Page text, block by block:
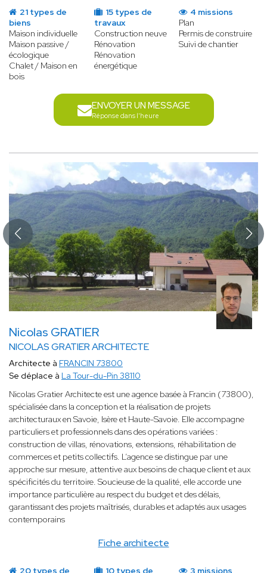
21 types de
biens
Maison individuelle
Maison passive /
écologique
Chalet / Maison en
bois
15 types de
travaux
Construction neuve
Rénovation
Rénovation
énergétique
4 missions
Plan
Permis de construire
Suivi de chantier
ENVOYER UN MESSAGE
Réponse dans l'heure
Nicolas GRATIER
NICOLAS GRATIER ARCHITECTE
Fiche architecte
Architecte à FRANCIN 73800
Se déplace à La Tour-du-Pin 38110
Nicolas Gratier Architecte est une agence basée à Francin (73800),
spécialisée dans la conception et la réalisation de projets
architecturaux en Savoie, Isère et Haute-Savoie. Elle accompagne
particuliers et professionnels dans des opérations variées :
construction de villas, rénovations, extensions, réhabilitation de
commerces et petits collectifs. L’agence se distingue par une
approche sur mesure, attentive aux besoins de chaque client et aux
spécificités du territoire. Soucieuse de la qualité, elle accorde une
importance particulière au respect du budget et des délais,
garantissant des projets maîtrisés, durables et adaptés aux usages
contemporains